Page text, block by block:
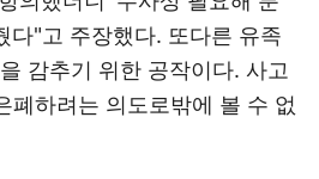
다"고 주장했다. 또다른 유족
감추기 위한 공작이다. 사고
폐하려는 의도로밖에 볼 수 없